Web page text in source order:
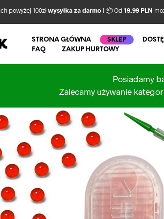
powyżej 100złwysyłka za darmo| 📦 Od 19.99 PLN
STRONA GŁÓWNA SKLEP
FAQ
ZAKUP HURTOWY
Posiadamy
Zalecamy używanie